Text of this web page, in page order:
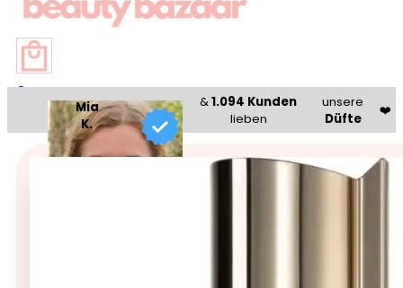
0
Mia
K.
&1.094 Kunden
lieben
unsere
Düfte
❤️